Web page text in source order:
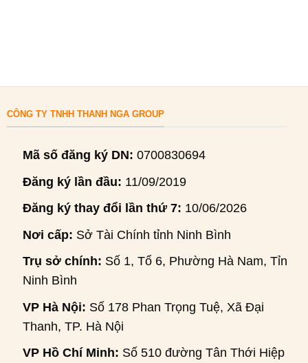
CÔNG TY TNHH THANH NGA GROUP
Mã số đăng ký DN: 0700830694
Đăng ký lần đầu: 11/09/2019
Đăng ký thay đổi lần thứ 7: 10/06/2026
Nơi cấp: Sở Tài Chính tỉnh Ninh Bình
Trụ sở chính: Số 1, Tổ 6, Phường Hà Nam, Tỉnh
Ninh Bình
VP Hà Nội: Số 178 Phan Trọng Tuệ, Xã Đại
Thanh, TP. Hà Nội
VP Hồ Chí Minh: Số 510 đường Tân Thới Hiệp